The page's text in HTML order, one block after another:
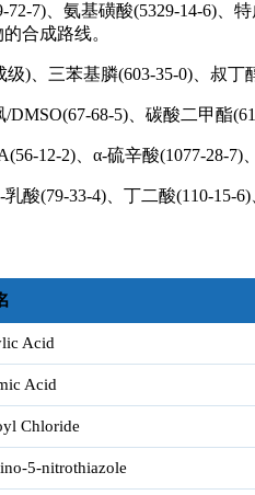
72-7)、氨基磺酸(5329-14-6)、
合成路线。
)、三苯基膦(603-35-0)、叔丁
DMSO(67-68-5)、碳酸二甲酯
12-2)、α-硫辛酸(1077-28-
酸(79-33-4)、丁二酸(110-15-
Acid
Acid
Chloride
5-nitrothiazole